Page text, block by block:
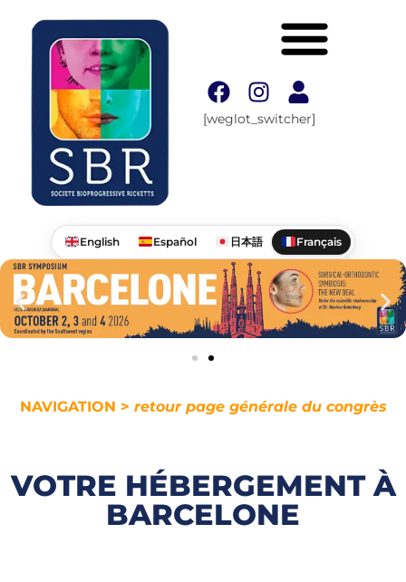
[weglot_switcher]
English Español 日本語 Français
NAVIGATION > retour page générale du congrès
VOTRE HÉBERGEMENT À
BARCELONE